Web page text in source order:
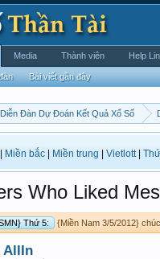
Diễn Đàn Dự Đoán Kết Quả Xổ Số
Miền bắc Miền trung Vietlott|
Who Liked
Thứ 5: {Miền Nam 3/5/2012}
AllIn
Bài viết gần đây
Media Thành viên Help